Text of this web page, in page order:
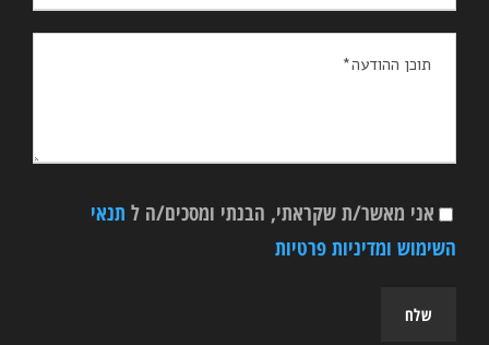
אני מאשר/ת שקראתי, הבנתי ומסכים/ה ל תנאי
השימוש ומדיניות פרטיות